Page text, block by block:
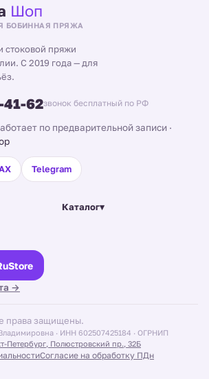
весом — для свитеров удобнее смеси с
манжеты плотнее, спицами меньше
в составе пряжи?
от сури?
мериноса?
нужно на кардиган?
Шоп
БОБИННАЯ ПРЯЖА
стоковой пряжи
С 2019 года — для
41-62звонок бесплатный по РФ
по предварительной записи ·
Telegram
Каталог▾
→
права защищены.
· ИНН 602507425184 · ОГРНИП
Петербург, Полюстровский пр., 32Б
Согласие на обработку ПДн